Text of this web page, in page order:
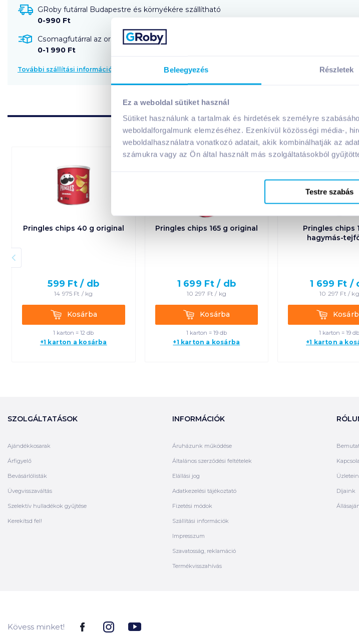
Beleegyezés Részletek
Ez a weboldal sütiket használ
Sütiket használunk a tartalmak és hirdetések személyre
weboldalforgalmunk elemzéséhez. Ezenkívül közösségi média-,
weboldalhasználatra vonatkozó adatait, akik kombinálhatják az
számukra vagy az Ön által használt más szolgáltatásokból
Testre szabás
GRoby futárral Budapestre és környékére szállítható
0-990 Ft
Csomagfutárral az ország egész területére szállítható!
0-1 990 Ft
További szállítási információk
Pringles chips 40 g original
599 Ft / db
14 975 Ft / kg
KosárbaKosárba
1 karton = 12 db
+1 karton a kosárba
Pringles chips 165 g original
1 699 Ft / db
10 297 Ft / kg
KosárbaKosárba
1 karton = 19 db
+1 karton a kosárba
Pringles chips
hagymás-
1 699 Ft /
10 297 Ft / kg
Kosárba
1 karton = 19 db
+1 karton a
SZOLGÁLTATÁSOK
Ajándékkosarak
Árfigyelő
Bevásárlólisták
Üvegvisszaváltás
Szelektív hulladékok gyűjtése
Kerekítsd fel!
INFORMÁCIÓK
Áruházunk működése
Általános szerződési feltételek
Elállási jog
Adatkezelési tájékoztató
Fizetési módok
Szállítási információk
Impresszum
Szavatosság, reklamáció
Termékvisszahívás
Díjaink
Kövess minket!